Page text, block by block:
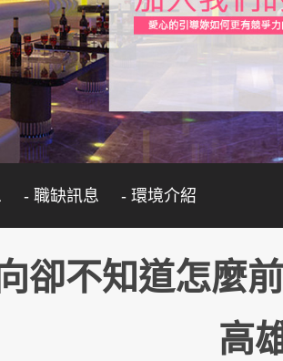
- 職缺訊息 - 環境介紹
卻不知道怎麼
高